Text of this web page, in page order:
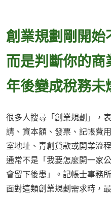
創業規劃剛開始
而是判斷你的
年後變成稅務未
很多人搜尋「創業規劃」，
請、資本額、發票、記帳費
室地址、青創貸款或開業流
通常不是「我要怎麼開一家
會留下後患」。記帳士事務
面對這類創業規劃需求時，